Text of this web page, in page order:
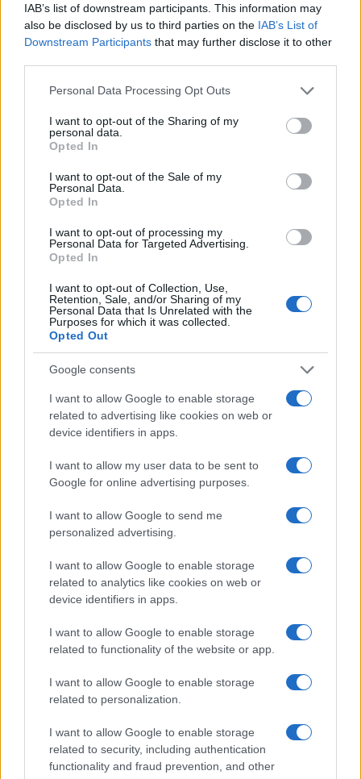
IAB’s list of downstream participants. This information may
also be disclosed by us to third parties on the IAB’s List of
Downstream Participants that may further disclose it to other
Please note that this website/app uses one or more Google
not limited to your visit or usage behaviour. You may click to
grant or deny consent to Google and its third-party tags to
use your data for below specified purposes in below Google
consent section.
Personal Data Processing Opt Outs
I want to opt-out of the Sharing of my
personal data.
Opted In
I want to opt-out of the Sale of my
Personal Data.
Opted In
I want to opt-out of processing my
Personal Data for Targeted Advertising.
Opted In
I want to opt-out of Collection, Use,
Retention, Sale, and/or Sharing of my
Personal Data that Is Unrelated with the
Purposes for which it was collected.
Opted Out
Google consents
I want to allow Google to enable storage
related to advertising like cookies on web or
device identifiers in apps.
I want to allow my user data to be sent to
Google for online advertising purposes.
I want to allow Google to send me
personalized advertising.
I want to allow Google to enable storage
related to analytics like cookies on web or
device identifiers in apps.
I want to allow Google to enable storage
related to functionality of the website or app.
I want to allow Google to enable storage
related to personalization.
I want to allow Google to enable storage
related to security, including authentication
functionality and fraud prevention, and other
consejos para fotografiar eclipses solares
Un eclipse solar es un espectáculo natural que…
CIENCIA Y TECNOLOGÍA
Cómo elegir una carrera STEAM: perfiles
emergentes y competencias clave
Descubre cómo elegir la mejor opción en STEAM:…
CIENCIA Y TECNOLOGÍA
saber sobre el evento astronómico
CIENCIA Y TECNOLOGÍA